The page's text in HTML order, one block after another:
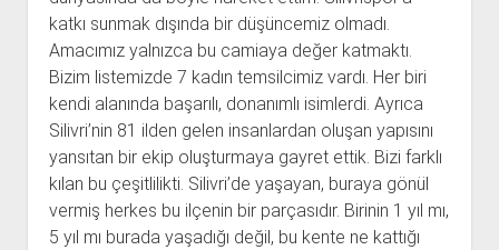
katkı sunmak dışında bir düşüncemiz olmadı.
Amacımız yalnızca bu camiaya değer katmaktı.
Bizim listemizde 7 kadın temsilcimiz vardı. Her biri
kendi alanında başarılı, donanımlı isimlerdi. Ayrıca
Silivri’nin 81 ilden gelen insanlardan oluşan yapısını
yansıtan bir ekip oluşturmaya gayret ettik. Bizi farklı
kılan bu çeşitlilikti. Silivri’de yaşayan, buraya gönül
vermiş herkes bu ilçenin bir parçasıdır. Birinin 1 yıl mı,
5 yıl mı burada yaşadığı değil, bu kente ne kattığı